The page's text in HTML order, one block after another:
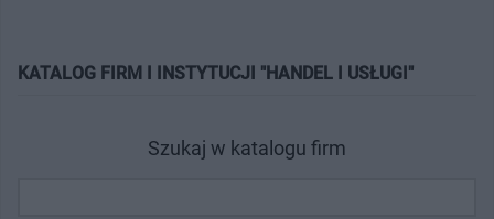
KATALOG FIRM I INSTYTUCJI "HANDEL I USŁUGI"
Szukaj w katalogu firm